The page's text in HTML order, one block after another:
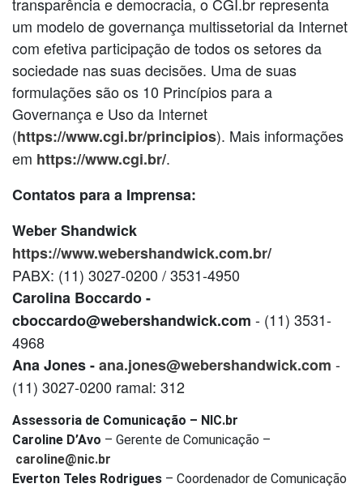
um modelo de governança multissetorial da Internet
com efetiva participação de todos os setores da
sociedade nas suas decisões. Uma de suas
formulações são os 10 Princípios para a
Governança e Uso da Internet
(https://www.cgi.br/principios). Mais informações
em https://www.cgi.br/.
Contatos para a Imprensa:
Weber Shandwick
https://www.webershandwick.com.br/
PABX: (11) 3027-0200 / 3531-4950
Carolina Boccardo -
cboccardo@webershandwick.com - (11) 3531-
4968
Ana Jones -ana.jones@webershandwick.com -
(11) 3027-0200 ramal: 312
Assessoria de Comunicação – NIC.br
Caroline D’Avo – Gerente de Comunicação –
caroline@nic.br
Everton Teles Rodrigues – Coordenador de Comunicação